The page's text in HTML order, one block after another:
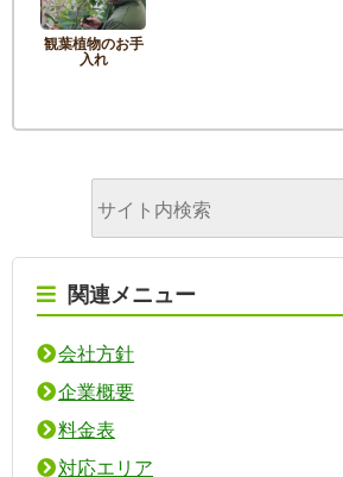
観葉植物のお手
入れ
関連メニュー
会社方針
企業概要
料金表
対応エリア